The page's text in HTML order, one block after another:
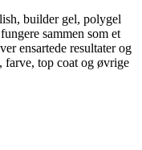
builder gel, polygel
sammen som et
ensartede resultater og
farve, top coat og øvrige